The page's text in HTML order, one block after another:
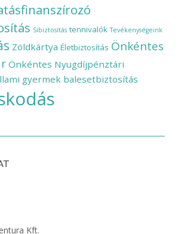
Síbiztosítás tennivalók Tevékenységeink
Zöldkártya Életbiztosítás Önkéntes
Önkéntes Nyugdíjpénztári
gyermek balesetbiztosítás
Kft.